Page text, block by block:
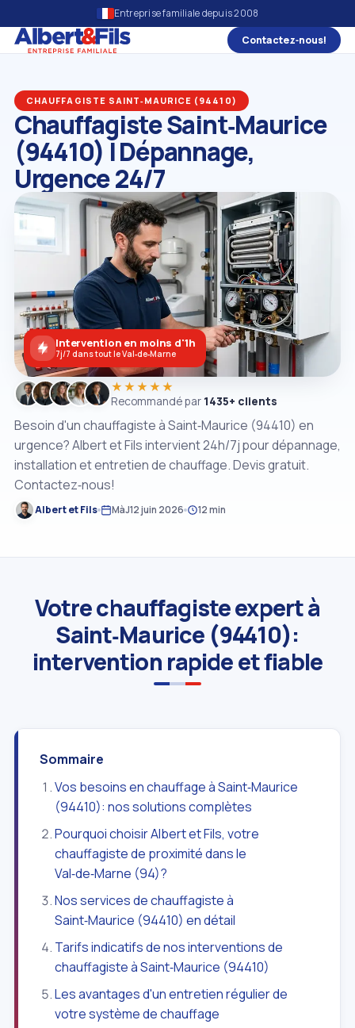
Entreprise familiale depuis 2008
Contactez‑nous!
CHAUFFAGISTE SAINT‑MAURICE (94410)
Chauffagiste Saint‑Maurice
(94410) | Dépannage,
Urgence 24/7
Besoin d'un chauffagiste à Saint‑Maurice (94410) en
urgence? Albert et Fils intervient 24h/7j pour dépannage,
installation et entretien de chauffage. Devis gratuit.
Contactez‑nous!
Albert et Fils MàJ12 juin 2026 12 min
★★★★★
Recommandé par 1435+ clients
Intervention en moins d'1h
7j/7 dans tout le Val‑de‑Marne
Votre chauffagiste expert à
Saint‑Maurice (94410):
intervention rapide et fiable
Sommaire
Vos besoins en chauffage à Saint‑Maurice
(94410): nos solutions complètes
Pourquoi choisir Albert et Fils, votre
chauffagiste de proximité dans le
Val‑de‑Marne (94)?
Nos services de chauffagiste à
Saint‑Maurice (94410) en détail
Tarifs indicatifs de nos interventions de
chauffagiste à Saint‑Maurice (94410)
Les avantages d'un entretien régulier de
votre système de chauffage